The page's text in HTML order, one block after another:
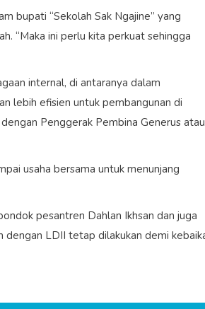
bupati “Sekolah Sak Ngajine” yang
“Maka ini perlu kita perkuat sehingga
internal, di antaranya dalam
lebih efisien untuk pembangunan di
Penggerak Pembina Generus atau
usaha bersama untuk menunjang
pesantren Dahlan Ikhsan dan juga
LDII tetap dilakukan demi